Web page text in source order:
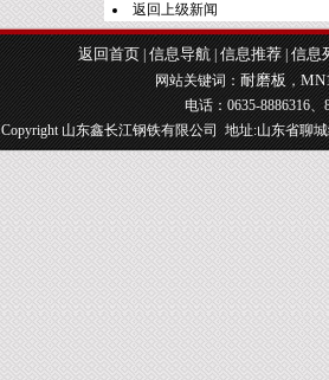
返回上级新闻
返回首页|信息导航|信息推荐|信息
网站关键词：耐磨板，
电话：0635-8886316
Copyright 山东鑫长江钢铁有限公司 地址:山东省聊